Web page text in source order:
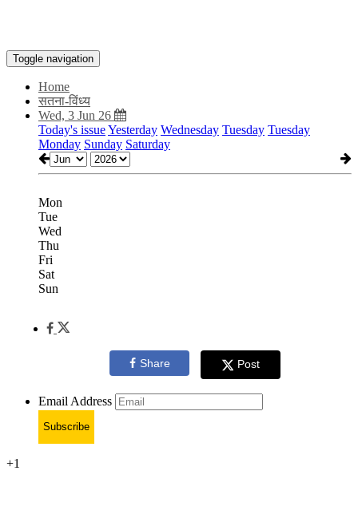
Toggle navigation
Home
सतना-विंध्य
Wed, 3 Jun 26
Today's issueYesterday Wednesday Tuesday Tuesday
Monday Sunday Saturday
Mon
Tue
Wed
Thu
Fri
Sat
Sun
Share Post
Email Address
Subscribe
+1